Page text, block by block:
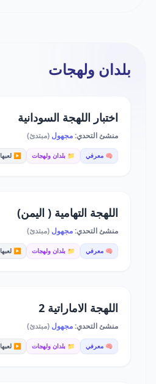
بلدان ولهجات
اختبار اللهجة السودانية
منشئ التحدي:مجهول (مبتدئ)
🧠 معرفي 📁 بلدان ولهجات ▶️ لعبها 4,428
اللهجة التهامية ( اليمن)
منشئ التحدي:مجهول (مبتدئ)
🧠 معرفي 📁 بلدان ولهجات ▶️ لعبها 919
اللهجة الاماراتية 2
منشئ التحدي:مجهول (مبتدئ)
🧠 معرفي 📁 بلدان ولهجات ▶️ لعبها 489